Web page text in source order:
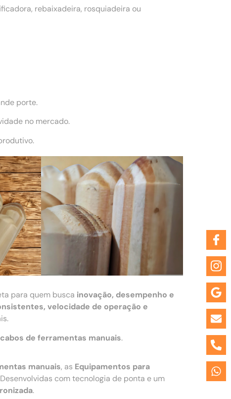
rebaixadeira, rosquiadeira ou
porte.
no mercado.
para quem busca inovação, desempenho e
velocidade de operação e
de ferramentas manuais.
manuais, as Equipamentos para
com tecnologia de ponta e um
.